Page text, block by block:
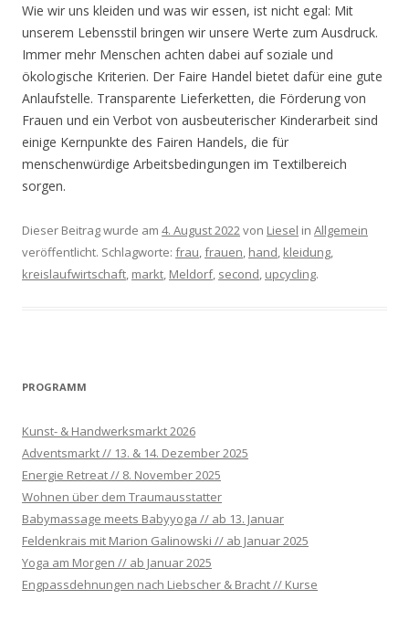
Wie wir uns kleiden und was wir essen, ist nicht egal: Mit
unserem Lebensstil bringen wir unsere Werte zum Ausdruck.
Immer mehr Menschen achten dabei auf soziale und
ökologische Kriterien. Der Faire Handel bietet dafür eine gute
Anlaufstelle. Transparente Lieferketten, die Förderung von
Frauen und ein Verbot von ausbeuterischer Kinderarbeit sind
einige Kernpunkte des Fairen Handels, die für
menschenwürdige Arbeitsbedingungen im Textilbereich
sorgen.
Dieser Beitrag wurde am 4. August 2022 von Liesel in Allgemein
veröffentlicht. Schlagworte: frau frauen hand kleidung
kreislaufwirtschaft markt Meldorf, second upcycling.
PROGRAMM
Kunst- & Handwerksmarkt 2026
Adventsmarkt // 13. & 14. Dezember 2025
Energie Retreat // 8. November 2025
Wohnen über dem Traumausstatter
Babymassage meets Babyyoga // ab 13. Januar
Feldenkrais mit Marion Galinowski // ab Januar 2025
Yoga am Morgen // ab Januar 2025
Engpassdehnungen nach Liebscher & Bracht // Kurse